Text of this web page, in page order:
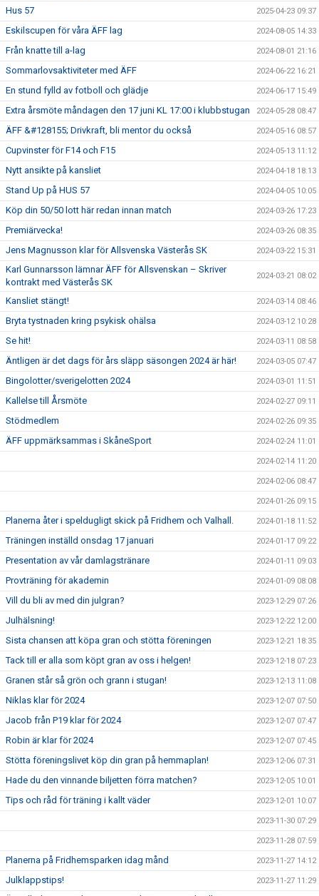
Hus 57 2025-04-23 09:37
Eskilscupen för våra ÄFF lag 2024-08-05 14:33
Från knatte till a-lag 2024-08-01 21:16
Sommarlovsaktiviteter med ÄFF 2024-06-22 16:21
En stund fylld av fotboll och glädje 2024-06-17 15:49
Extra årsmöte måndagen den 17 juni KL 17:00 i klubbstugan 2024-05-28 08:47
ÄFF &#128155; Drivkraft, bli mentor du också 2024-05-16 08:57
Cupvinster för F14 och F15 2024-05-13 11:12
Nytt ansikte på kansliet 2024-04-18 18:13
Stand Up på HUS 57 2024-04-05 10:05
Köp din 50/50 lott här redan innan match 2024-03-26 17:23
Premiärvecka! 2024-03-26 08:35
Jens Magnusson klar för Allsvenska Västerås SK 2024-03-22 15:31
Karl Gunnarsson lämnar ÄFF för Allsvenskan – Skriver
kontrakt med Västerås SK
2024-03-21 08:02
Kansliet stängt! 2024-03-14 08:46
Bryta tystnaden kring psykisk ohälsa 2024-03-12 10:28
Se hit! 2024-03-11 08:58
Äntligen är det dags för års släpp säsongen 2024 är här! 2024-03-05 07:47
Bingolotter/sverigelotten 2024 2024-03-01 11:51
Kallelse till Årsmöte 2024-02-27 09:11
Stödmedlem 2024-02-26 09:35
ÄFF uppmärksammas i SkåneSport 2024-02-24 11:01
2024-02-14 11:20
2024-02-06 08:47
2024-01-26 09:15
Planerna åter i speldugligt skick på Fridhem och Valhall. 2024-01-18 11:52
Träningen inställd onsdag 17 januari 2024-01-17 09:22
Presentation av vår damlagstränare 2024-01-11 09:03
Provträning för akademin 2024-01-09 08:08
Vill du bli av med din julgran? 2023-12-29 07:26
Julhälsning! 2023-12-22 12:00
Sista chansen att köpa gran och stötta föreningen 2023-12-21 18:35
Tack till er alla som köpt gran av oss i helgen! 2023-12-18 07:23
Granen står så grön och grann i stugan! 2023-12-13 11:08
Niklas klar för 2024 2023-12-07 07:50
Jacob från P19 klar för 2024 2023-12-07 07:47
Robin är klar för 2024 2023-12-07 07:45
Stötta föreningslivet köp din gran på hemmaplan! 2023-12-06 07:31
Hade du den vinnande biljetten förra matchen? 2023-12-05 10:01
Tips och råd för träning i kallt väder 2023-12-01 10:07
2023-11-30 07:29
2023-11-28 07:59
Planerna på Fridhemsparken idag månd 2023-11-27 14:12
Julklappstips! 2023-11-27 11:29